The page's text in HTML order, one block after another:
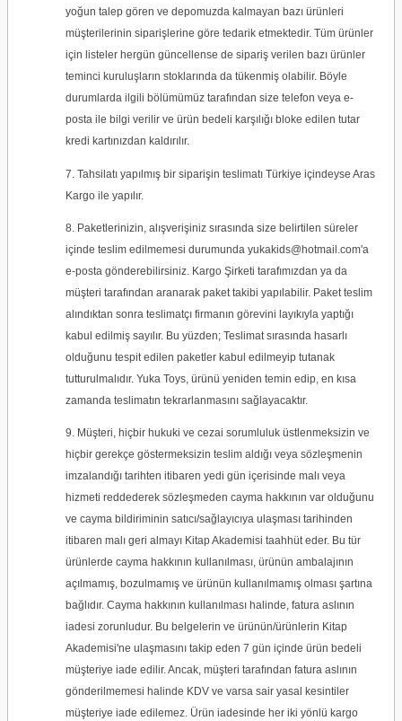
yoğun talep gören ve depomuzda kalmayan bazı ürünleri
müşterilerinin siparişlerine göre tedarik etmektedir. Tüm ürünler
için listeler hergün güncellense de sipariş verilen bazı ürünler
teminci kuruluşların stoklarında da tükenmiş olabilir. Böyle
durumlarda ilgili bölümümüz tarafından size telefon veya e-
posta ile bilgi verilir ve ürün bedeli karşılığı bloke edilen tutar
kredi kartınızdan kaldırılır.
7. Tahsilatı yapılmış bir siparişin teslimatı Türkiye içindeyse Aras
Kargo ile yapılır.
8. Paketlerinizin, alışverişiniz sırasında size belirtilen süreler
içinde teslim edilmemesi durumunda yukakids@hotmail.com'a
e-posta gönderebilirsiniz. Kargo Şirketi tarafımızdan ya da
müşteri tarafından aranarak paket takibi yapılabilir. Paket teslim
alındıktan sonra teslimatçı firmanın görevini layıkıyla yaptığı
kabul edilmiş sayılır. Bu yüzden; Teslimat sırasında hasarlı
olduğunu tespit edilen paketler kabul edilmeyip tutanak
tutturulmalıdır. Yuka Toys, ürünü yeniden temin edip, en kısa
zamanda teslimatın tekrarlanmasını sağlayacaktır.
9. Müşteri, hiçbir hukuki ve cezai sorumluluk üstlenmeksizin ve
hiçbir gerekçe göstermeksizin teslim aldığı veya sözleşmenin
imzalandığı tarihten itibaren yedi gün içerisinde malı veya
hizmeti reddederek sözleşmeden cayma hakkının var olduğunu
ve cayma bildiriminin satıcı/sağlayıcıya ulaşması tarihinden
itibaren malı geri almayı Kitap Akademisi taahhüt eder. Bu tür
ürünlerde cayma hakkının kullanılması, ürünün ambalajının
açılmamış, bozulmamış ve ürünün kullanılmamış olması şartına
bağlıdır. Cayma hakkının kullanılması halinde, fatura aslının
iadesi zorunludur. Bu belgelerin ve ürünün/ürünlerin Kitap
Akademisi'ne ulaşmasını takip eden 7 gün içinde ürün bedeli
müşteriye iade edilir. Ancak, müşteri tarafından fatura aslının
gönderilmemesi halinde KDV ve varsa sair yasal kesintiler
müşteriye iade edilemez. Ürün iadesinde her iki yönlü kargo